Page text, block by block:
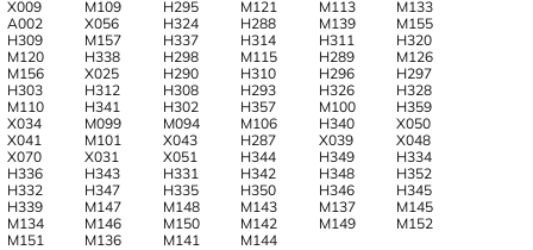
X009
M109 H295 M121 M113
M133
A002
X056 H324 H288 M139
M155
H309
M157 H337 H314 H311
H320
M120
H338 H298 M115 H289
M126
M156
X025 H290 H310 H296
H297
H303
H312 H308 H293 H326
H328
M110
H341 H302 H357 M100
H359
X034
M099 M094 M106 H340
X050
X041
M101 X043 H287 X039
X048
X070
X031 X051 H344 H349
H334
H336
H343 H331 H342 H348
H352
H332
H347 H335 H350 H346
H345
H339
M147 M148 M143 M137
M145
M134
M146 M150 M142 M149
M152
M151
M136 M141 M144